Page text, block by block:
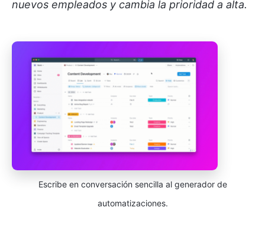
nuevos empleados y cambia la prioridad a alta.
Escribe en conversación sencilla al generador de
automatizaciones.